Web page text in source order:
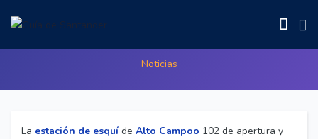
Tras 102 días de esquí, cierre total.
Noticias
La estación de esquí de Alto Campoo 102 de apertura y